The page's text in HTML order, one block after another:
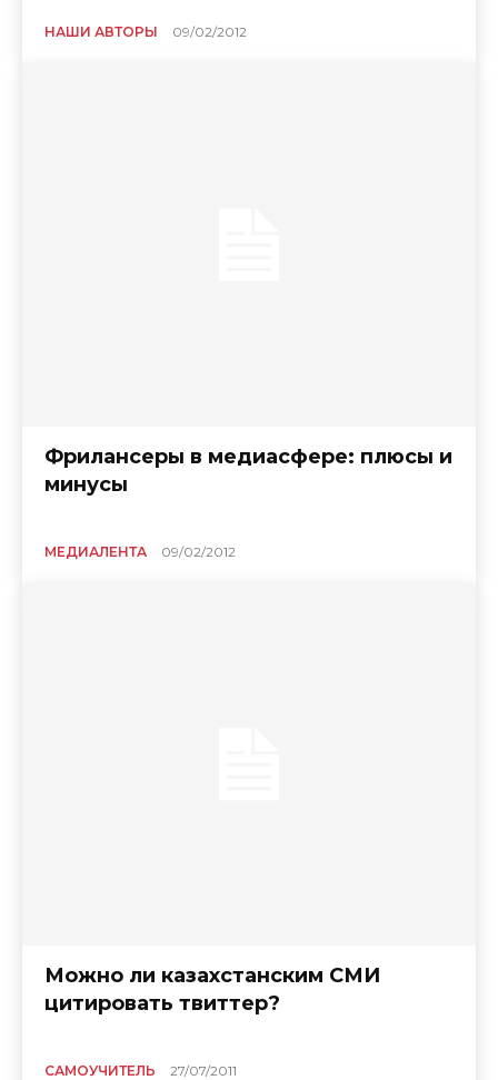
НАШИ АВТОРЫ 09/02/2012
Фрилансеры в медиасфере: плюсы и
минусы
МЕДИАЛЕНТА 09/02/2012
Можно ли казахстанским СМИ
цитировать твиттер?
САМОУЧИТЕЛЬ 27/07/2011